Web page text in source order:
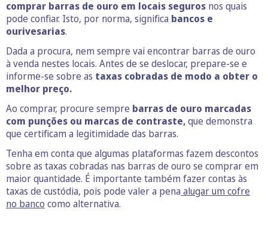
comprar barras de ouro em locais seguros nos quais
pode confiar. Isto, por norma, significa bancos e
ourivesarias.
Dada a procura, nem sempre vai encontrar barras de ouro
à venda nestes locais. Antes de se deslocar, prepare-se e
informe-se sobre as taxas cobradas de modo a obter o
melhor preço.
Ao comprar, procure sempre barras de ouro marcadas
com punções ou marcas de contraste,que demonstra
que certificam a legitimidade das barras.
Tenha em conta que algumas plataformas fazem descontos
sobre as taxas cobradas nas barras de ouro se comprar em
maior quantidade. É importante também fazer contas às
taxas de custódia, pois pode valer a pena alugar um cofre
no banco como alternativa.